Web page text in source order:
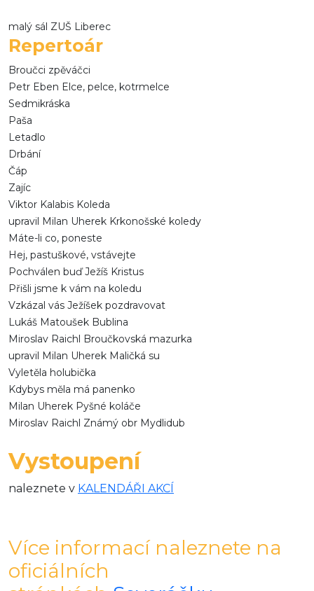
malý sál ZUŠ Liberec
Repertoár
Broučci zpěváčci
Petr Eben Elce, pelce, kotrmelce
Sedmikráska
Paša
Letadlo
Drbání
Čáp
Zajíc
Viktor Kalabis Koleda
upravil Milan Uherek Krkonošské koledy
Máte-li co, poneste
Hej, pastuškové, vstávejte
Pochválen buď Ježíš Kristus
Přišli jsme k vám na koledu
Vzkázal vás Ježíšek pozdravovat
Lukáš Matoušek Bublina
Miroslav Raichl Broučkovská mazurka
upravil Milan Uherek Maličká su
Vyletěla holubička
Kdybys měla má panenko
Milan Uherek Pyšné koláče
Miroslav Raichl Známý obr Mydlidub
Vystoupení
naleznete v KALENDÁŘI AKCÍ
Více informací naleznete na
oficiálních